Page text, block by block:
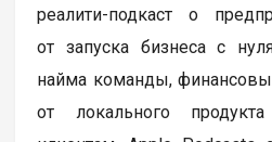
реалити-подкаст о
от запуска бизнеса с
найма команды,
от локального